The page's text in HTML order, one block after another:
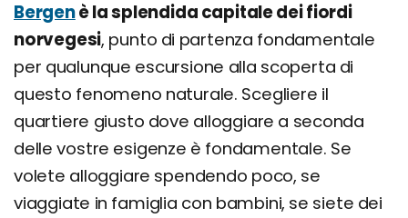
Bergenè la splendida capitale dei fiordi
norvegesi, punto di partenza fondamentale
per qualunque escursione alla scoperta di
questo fenomeno naturale. Scegliere il
quartiere giusto dove alloggiare a seconda
delle vostre esigenze è fondamentale. Se
volete alloggiare spendendo poco, se
viaggiate in famiglia con bambini, se siete dei